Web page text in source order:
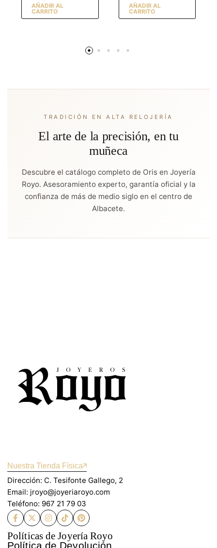
AÑADIR AL
CARRITO
AÑADIR AL
CARRITO
TRADICIÓN EN ALTA RELOJERÍA
El arte de la precisión, en tu
muñeca
Descubre el catálogo completo de Oris en Joyería
Royo. Asesoramiento experto, garantía oficial y la
confianza de más de medio siglo en el centro de
Albacete.
Nuestra Tienda Física
Dirección: C. Tesifonte Gallego, 2
Email: jroyo@joyeriaroyo.com
Teléfono: 967 21 79 03
Políticas de Joyería Royo
Política de Devolución